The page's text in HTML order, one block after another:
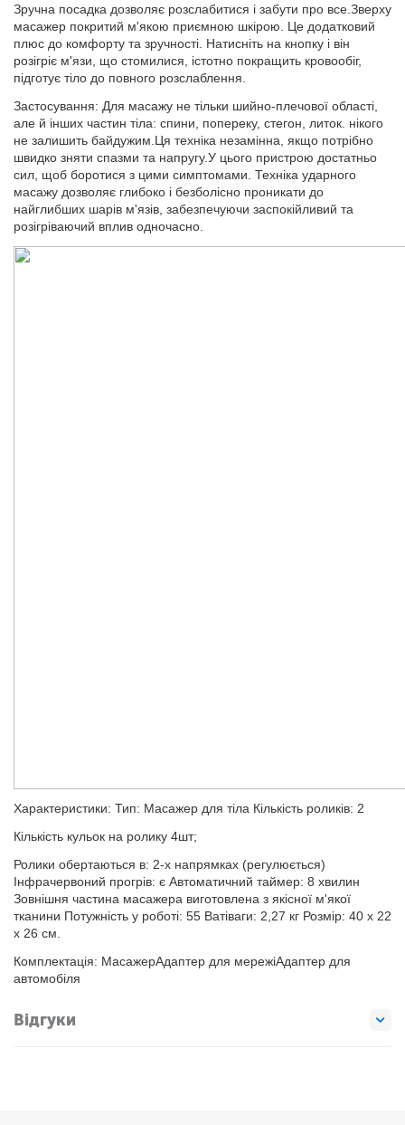
Зручна посадка дозволяє розслабитися і забути про все.Зверху
масажер покритий м'якою приємною шкірою. Це додатковий
плюс до комфорту та зручності. Натисніть на кнопку і він
розігріє м'язи, що стомилися, істотно покращить кровообіг,
підготує тіло до повного розслаблення.
Застосування: Для масажу не тільки шийно-плечової області,
але й інших частин тіла: спини, попереку, стегон, литок. нікого
не залишить байдужим.Ця техніка незамінна, якщо потрібно
швидко зняти спазми та напругу.У цього пристрою достатньо
сил, щоб боротися з цими симптомами. Техніка ударного
масажу дозволяє глибоко і безболісно проникати до
найглибших шарів м'язів, забезпечуючи заспокійливий та
розігріваючий вплив одночасно.
Характеристики: Тип: Масажер для тіла Кількість роликів: 2
Кількість кульок на ролику 4шт;
Ролики обертаються в: 2-х напрямках (регулюється)
Інфрачервоний прогрів: є Автоматичний таймер: 8 хвилин
Зовнішня частина масажера виготовлена ​​з якісної м'якої
тканини Потужність у роботі: 55 Ватіваги: ​​2,27 кг Розмір: 40 х 22
х 26 см.
Комплектація: МасажерАдаптер для мережіАдаптер для
автомобіля
Відгуки